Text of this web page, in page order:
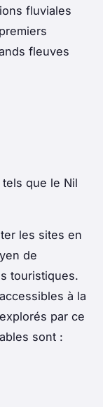
fluviales
fleuves
que le Nil
les sites en
de
touristiques.
à la
par ce
sont :